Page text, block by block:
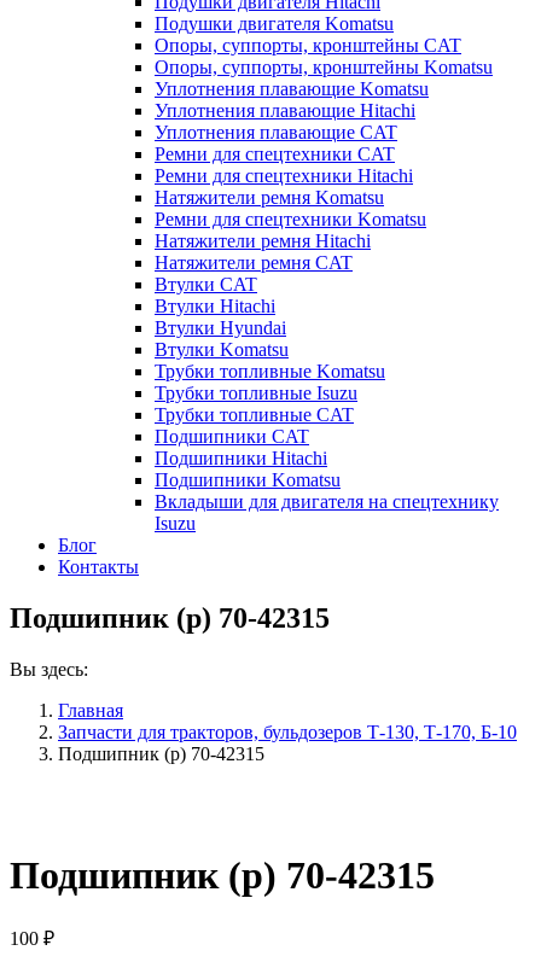
Подушки двигателя Komatsu
Опоры, суппорты, кронштейны CAT
Опоры, суппорты, кронштейны Komatsu
Уплотнения плавающие Komatsu
Уплотнения плавающие Hitachi
Уплотнения плавающие CAT
Ремни для спецтехники CAT
Ремни для спецтехники Hitachi
Натяжители ремня Komatsu
Ремни для спецтехники Komatsu
Натяжители ремня Hitachi
Натяжители ремня CAT
Втулки CAT
Втулки Hitachi
Втулки Hyundai
Втулки Komatsu
Трубки топливные Komatsu
Трубки топливные Isuzu
Трубки топливные CAT
Подшипники CAT
Подшипники Hitachi
Подшипники Komatsu
Вкладыши для двигателя на спецтехнику
Isuzu
Блог
Контакты
Подшипник (р) 70-42315
Вы здесь:
Главная
Запчасти для тракторов, бульдозеров Т-130, Т-170, Б-10
Подшипник (р) 70-42315
Подшипник (р) 70-42315
100 ₽